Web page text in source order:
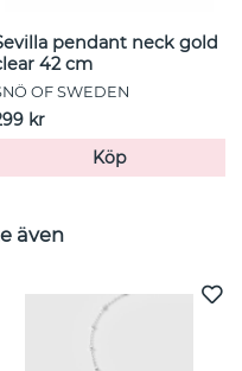
pendant neck gold
42 cm
OF SWEDEN
kr
Köp
även